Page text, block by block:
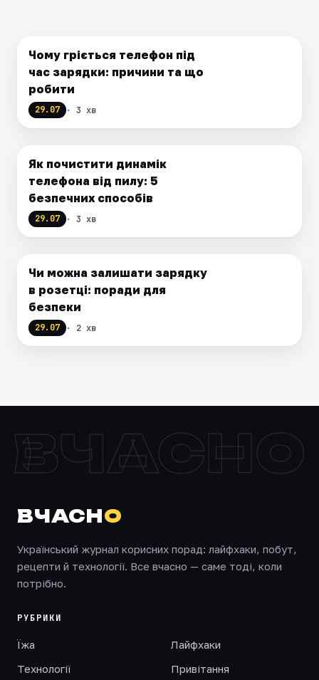
Чому гріється телефон під
час зарядки: причини та що
робити
29.07 · 3 хв
Як почистити динамік
телефона від пилу: 5
безпечних способів
29.07 · 3 хв
Чи можна залишати зарядку
в розетці: поради для
безпеки
29.07 · 2 хв
ВЧАСНО
ВЧАСНО
Український журнал корисних порад: лайфхаки, побут,
рецепти й технології. Все вчасно — саме тоді, коли
потрібно.
РУБРИКИ
Їжа
Технології
Лайфхаки
Привітання